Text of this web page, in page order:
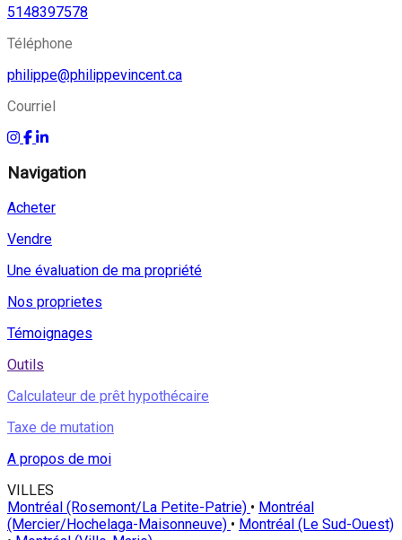
5148397578
Téléphone
philippe@philippevincent.ca
Courriel
Navigation
Acheter
Vendre
Une évaluation de ma propriété
Nos proprietes
Témoignages
Outils
Calculateur de prêt hypothécaire
Taxe de mutation
A propos de moi
VILLES
Montréal (Rosemont/La Petite-Patrie) • Montréal
(Mercier/Hochelaga-Maisonneuve) • Montréal (Le Sud-Ouest)